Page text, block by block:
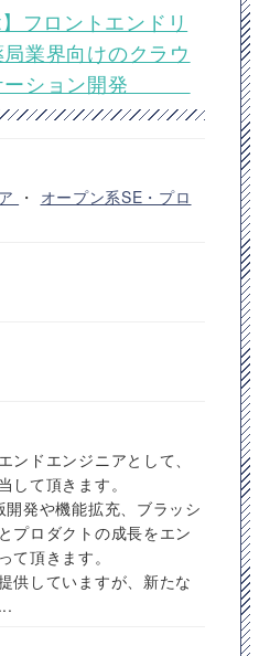
フロントエンドリ
業界向けのクラウ
ケーション開発
・ オープン系SE・プロ
ンドエンジニアとして、
して頂きます。
発や機能拡充、ブラッシ
プロダクトの成長をエン
て頂きます。
供していますが、新たな